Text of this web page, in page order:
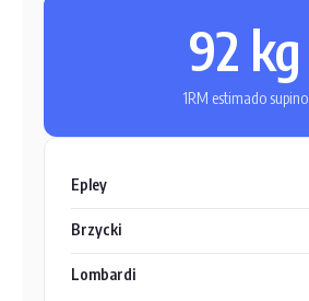
92 kg
1RM estimado supino
Epley
Brzycki
Lombardi